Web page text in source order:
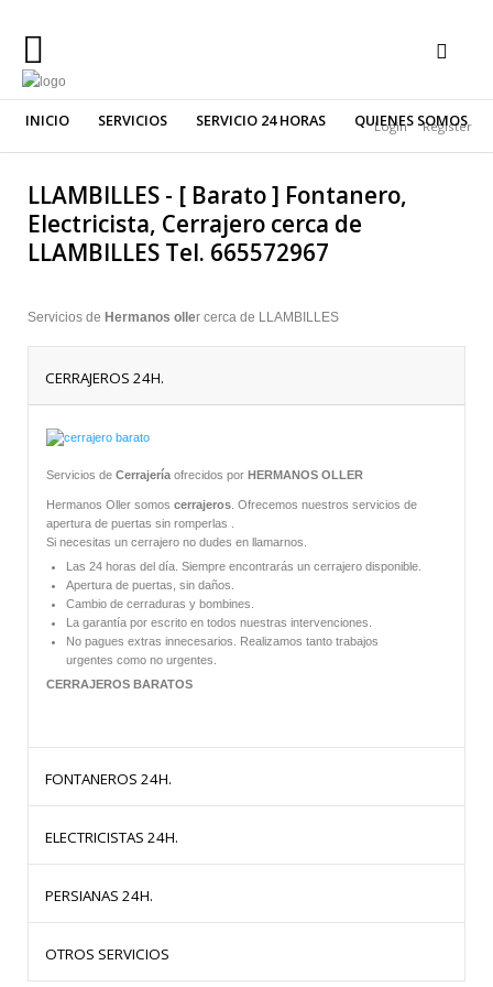
INICIO
SERVICIO
24
QUIENES
URGENCIAS
HORAS
LLAMANOS
AL
67
INICIO SERVICIOS SERVICIO 24 HORAS QUIENES SOMOS
Buscar
Register
Login
LLAMBILLES - [ Barato ] Fontanero,
Electricista, Cerrajero cerca de
LLAMBILLES Tel. 665572967
Servicios de Hermanos oller cerca de LLAMBILLES
CERRAJEROS 24H.
Servicios de Cerrajeríaofrecidos por HERMANOS OLLER
Hermanos Oller somos cerrajeros. Ofrecemos nuestros servicios de
apertura de puertas sin romperlas .
Si necesitas un cerrajero no dudes en llamarnos.
Las 24 horas del día. Siempre encontrarás un cerrajero disponible.
Apertura de puertas, sin daños.
Cambio de cerraduras y bombines.
La garantía por escrito en todos nuestras intervenciones.
No pagues extras innecesarios. Realizamos tanto trabajos
urgentes como no urgentes.
CERRAJEROS BARATOS
FONTANEROS 24H.
Todos nuestros trabajos están garantizados por escrito.
calidad con los mejores materiales y al mejor precio.
ELECTRICISTAS 24H.
Todos nuestros trabajos están garantizados por escrito.
PERSIANAS 24H.
OTROS SERVICIOS